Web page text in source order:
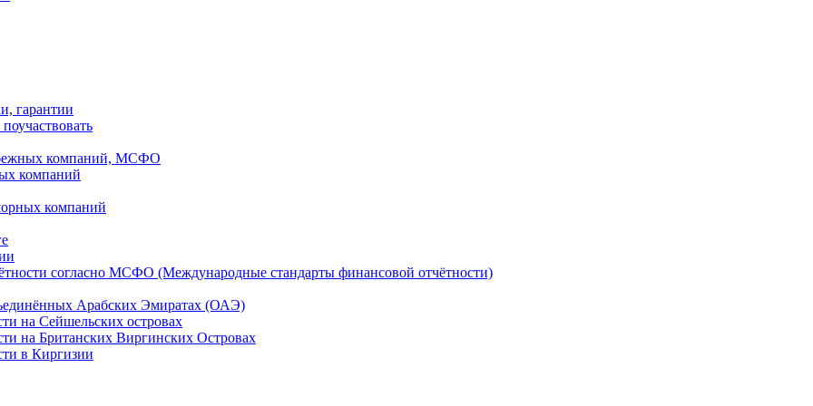
гарантии
компаний, МСФО
компаний
компаний
согласно МСФО (Международные стандарты финансовой отчётности)
Арабских Эмиратах (ОАЭ)
на Сейшельских островах
на Британских Виргинских Островах
в Киргизии